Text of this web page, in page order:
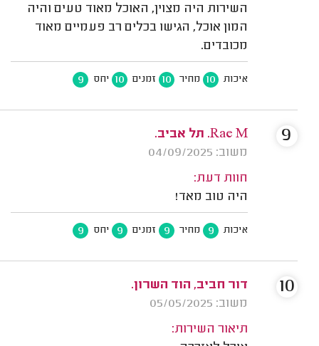
השירות היה מצוין, האוכל מאוד טעים והיה
המון אוכל, הגישו בכלים רב פעמיים מאוד
מכובדים.
איכות 10 מחיר 10 זמנים 10 יחס 9
Rae M. תל אביב.
משוב: 04/09/2025
חוות דעת:
היה טוב מאד!
איכות 9 מחיר 9 זמנים 9 יחס 9
9
דור חביב, הוד השרון.
משוב: 05/05/2025
תיאור השירות:
10